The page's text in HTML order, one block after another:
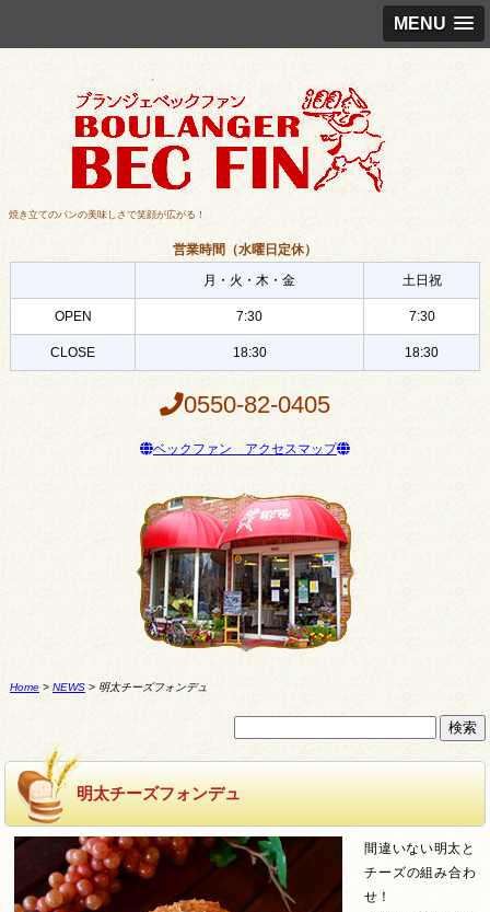
MENU
焼き立てのパンの美味しさで笑顔が広がる！
営業時間（水曜日定休）
月・火・木・金
土日祝
OPEN 7:30 7:30
CLOSE 18:30 18:30
0550-82-0405
ベックファン アクセスマップ
Home> NEWS> 明太チーズフォンデュ
明太チーズフォンデュ
間違いない明太と
チーズの組み合わ
せ！